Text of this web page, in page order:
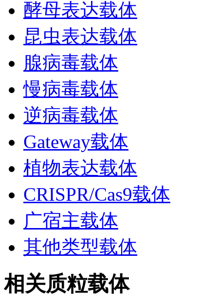
酵母表达载体
昆虫表达载体
腺病毒载体
慢病毒载体
逆病毒载体
Gateway载体
植物表达载体
CRISPR/Cas9载体
广宿主载体
其他类型载体
相关质粒载体